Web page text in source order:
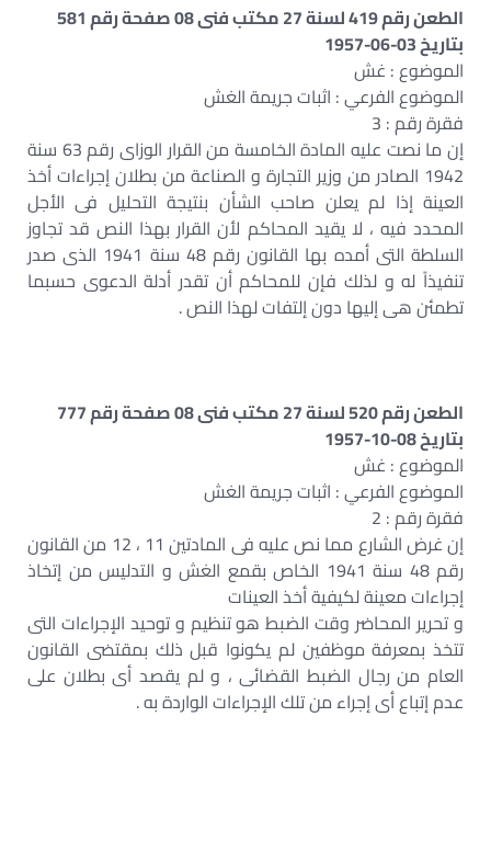
الطعن رقم 419 لسنة 27 مكتب فنى 08 صفحة رقم 581
بتاريخ 03-06-1957
الموضوع : غش
الموضوع الفرعي : اثبات جريمة الغش
فقرة رقم : 3
إن ما نصت عليه المادة الخامسة من القرار الوزاى رقم 63 سنة
1942 الصادر من وزير التجارة و الصناعة من بطلان إجراءات أخذ
العينة إذا لم يعلن صاحب الشأن بنتيجة التحليل فى الأجل
المحدد فيه ، لا يقيد المحاكم لأن القرار بهذا النص قد تجاوز
السلطة التى أمده بها القانون رقم 48 سنة 1941 الذى صدر
تنفيذاً له و لذلك فإن للمحاكم أن تقدر أدلة الدعوى حسبما
تطمئن هى إليها دون إلتفات لهذا النص .
الطعن رقم 520 لسنة 27 مكتب فنى 08 صفحة رقم 777
بتاريخ 08-10-1957
الموضوع : غش
الموضوع الفرعي : اثبات جريمة الغش
فقرة رقم : 2
إن غرض الشارع مما نص عليه فى المادتين 11 ، 12 من القانون
رقم 48 سنة 1941 الخاص بقمع الغش و التدليس من إتخاذ
إجراءات معينة لكيفية أخذ العينات
و تحرير المحاضر وقت الضبط هو تنظيم و توحيد الإجراءات التى
تتخذ بمعرفة موظفين لم يكونوا قبل ذلك بمقتضى القانون
العام من رجال الضبط القضائى ، و لم يقصد أى بطلان على
عدم إتباع أى إجراء من تلك الإجراءات الواردة به .